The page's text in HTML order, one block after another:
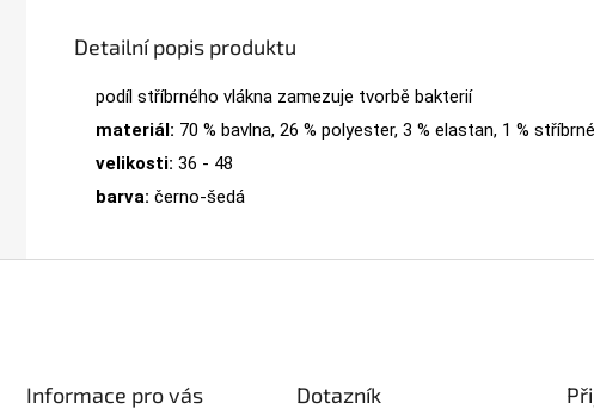
Detailní popis produktu
podíl stříbrného vlákna zamezuje tvorbě bakterií
materiál: 70 % bavlna, 26 % polyester, 3 % elastan, 1 %
velikosti: 36 - 48
barva: černo-šedá
Informace pro vás Dotazník